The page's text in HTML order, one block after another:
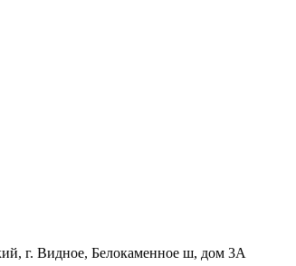
г. Видное, Белокаменное ш, дом 3А